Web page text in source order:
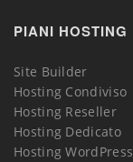
PIANI HOSTING
Site Builder
Hosting Condiviso
Hosting Reseller
Hosting Dedicato
Hosting WordPress